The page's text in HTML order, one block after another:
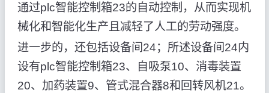
通过plc智能控制箱23的自动控制，从而实现机
械化和智能化生产且减轻了人工的劳动强度。
进一步的，还包括设备间24；所述设备间24内
设有plc智能控制箱23、自吸泵10、消毒装置
20、加药装置9、管式混合器8和回转风机21。